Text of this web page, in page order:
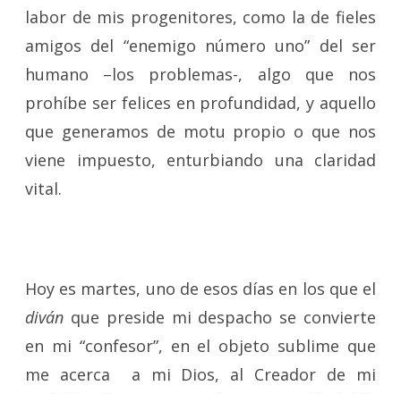
labor de mis progenitores, como la de fieles
amigos del “enemigo número uno” del ser
humano –los problemas-, algo que nos
prohíbe ser felices en profundidad, y aquello
que generamos de motu propio o que nos
viene impuesto, enturbiando una claridad
vital.
Hoy es martes, uno de esos días en los que el
diván que preside mi despacho se convierte
en mi “confesor”, en el objeto sublime que
me acerca a mi Dios, al Creador de mi